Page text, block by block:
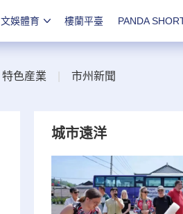
文娛體育 樓蘭平臺 PANDA
特色産業 市州新聞
城市遠洋